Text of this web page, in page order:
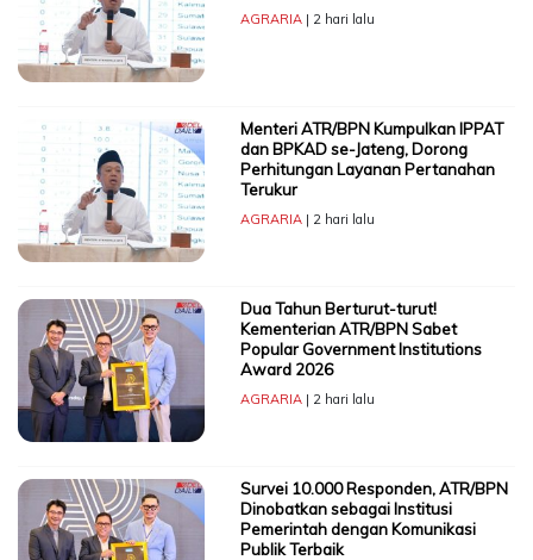
AGRARIA| 2 hari lalu
Menteri ATR/BPN Kumpulkan IPPAT
dan BPKAD se-Jateng, Dorong
Perhitungan Layanan Pertanahan
Terukur
AGRARIA| 2 hari lalu
Dua Tahun Berturut-turut!
Kementerian ATR/BPN Sabet
Popular Government Institutions
Award 2026
AGRARIA| 2 hari lalu
Survei 10.000 Responden, ATR/BPN
Dinobatkan sebagai Institusi
Pemerintah dengan Komunikasi
Publik Terbaik